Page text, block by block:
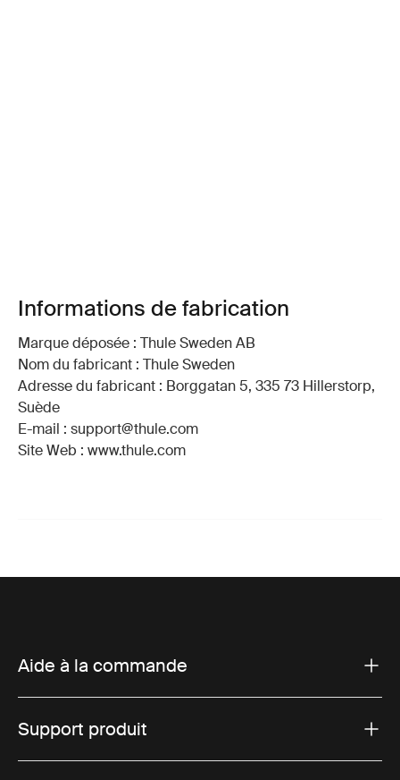
Informations de fabrication
Marque déposée : Thule Sweden AB
Nom du fabricant : Thule Sweden
Adresse du fabricant : Borggatan 5, 335 73 Hillerstorp,
Suède
E-mail : support@thule.com
Site Web : www.thule.com
Aide à la commande
Support produit